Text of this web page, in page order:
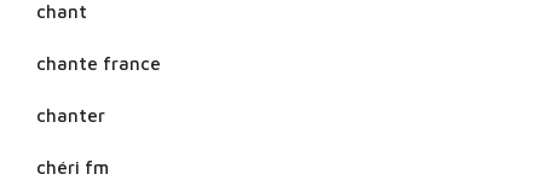
chant
chante france
chanter
chéri fm